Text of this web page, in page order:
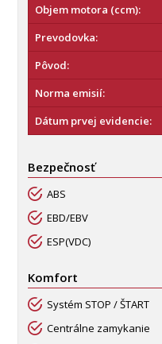
Objem motora (ccm):
Prevodovka:
Pôvod:
Norma emisií:
Dátum prvej evidencie:
Bezpečnosť
ABS
EBD/EBV
ESP(VDC)
Komfort
Systém STOP / ŠTART
Centrálne zamykanie